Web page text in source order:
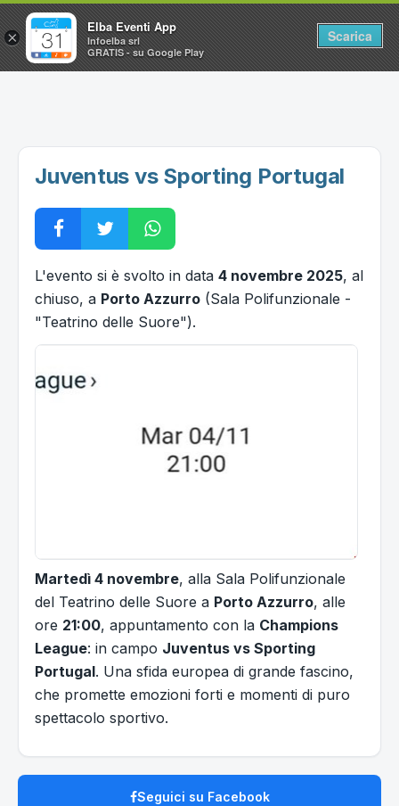
Home
Vacanze all'Isola d'Elba
Juventus vs Sporting Portugal
L'evento si è svolto in data 4 novembre 2025, al
chiuso, a Porto Azzurro (Sala Polifunzionale -
"Teatrino delle Suore").
Martedì 4 novembre, alla Sala Polifunzionale
del Teatrino delle Suore a Porto Azzurro, alle
ore 21:00, appuntamento con la Champions
League: in campo Juventus vs Sporting
Portugal. Una sfida europea di grande fascino,
che promette emozioni forti e momenti di puro
spettacolo sportivo.
Seguici su Facebook
×
Elba Eventi App
Infoelba srl
GRATIS - su Google Play
Scarica